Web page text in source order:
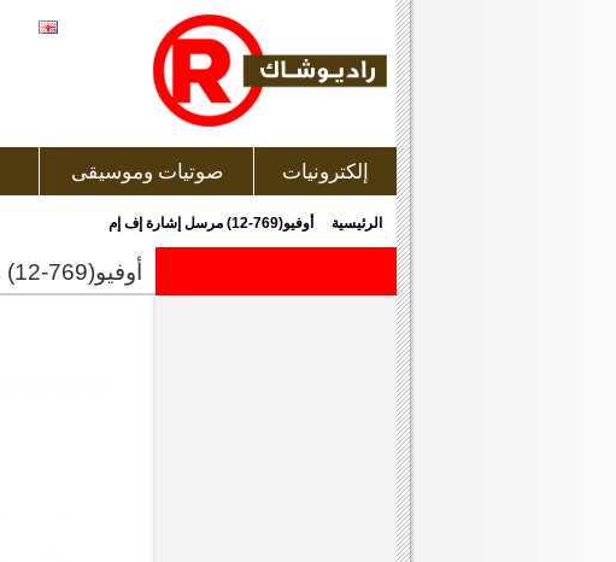
إلكترونيات صوتيات وموسيقى
الرئيسية » أوفيو(769-12) مرسل إشارة إف إم
أوفيو(769-12) مرسل إشارة إف إم